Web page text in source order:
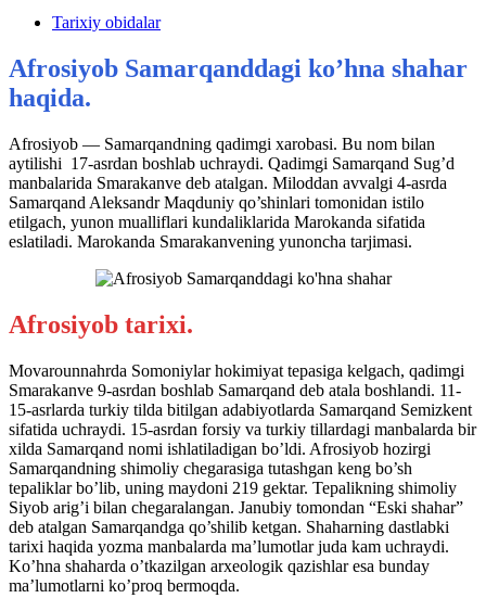
Tarixiy obidalar
Afrosiyob Samarqanddagi ko’hna shahar
haqida.
Afrosiyob — Samarqandning qadimgi xarobasi. Bu nom bilan
aytilishi 17-asrdan boshlab uchraydi. Qadimgi Samarqand Sug’d
manbalarida Smarakanve deb atalgan. Miloddan avvalgi 4-asrda
Samarqand Aleksandr Maqduniy qo’shinlari tomonidan istilo
etilgach, yunon mualliflari kundaliklarida Marokanda sifatida
eslatiladi. Marokanda Smarakanvening yunoncha tarjimasi.
Afrosiyob tarixi.
Movarounnahrda Somoniylar hokimiyat tepasiga kelgach, qadimgi
Smarakanve 9-asrdan boshlab Samarqand deb atala boshlandi. 11-
15-asrlarda turkiy tilda bitilgan adabiyotlarda Samarqand Semizkent
sifatida uchraydi. 15-asrdan forsiy va turkiy tillardagi manbalarda bir
xilda Samarqand nomi ishlatiladigan bo’ldi. Afrosiyob hozirgi
Samarqandning shimoliy chegarasiga tutashgan keng bo’sh
tepaliklar bo’lib, uning maydoni 219 gektar. Tepalikning shimoliy
Siyob arig’i bilan chegaralangan. Janubiy tomondan “Eski shahar”
deb atalgan Samarqandga qo’shilib ketgan. Shaharning dastlabki
tarixi haqida yozma manbalarda ma’lumotlar juda kam uchraydi.
Ko’hna shaharda o’tkazilgan arxeologik qazishlar esa bunday
ma’lumotlarni ko’proq bermoqda.